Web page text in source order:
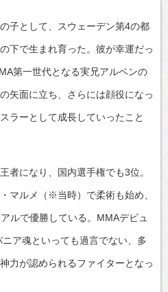
子として、スウェーデン第4の都
下で生まれ育った。彼が幸運だっ
第一世代となる実兄アルベンの
矢面に立ち、さらには顔役になっ
ラーとして成長していったこと
者になり、国内選手権でも3位。
マルメ（※当時）で柔術も始め、
ルで優勝している。MMAデビュ
ア魂といっても過言でない、多
力が認められるファイターとなっ